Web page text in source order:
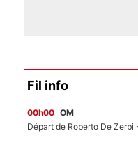
Fil info
00h00 OM